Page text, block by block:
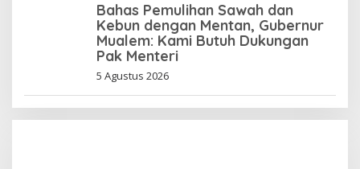
Bahas Pemulihan Sawah dan
Kebun dengan Mentan, Gubernur
Mualem: Kami Butuh Dukungan
Pak Menteri
5 Agustus 2026